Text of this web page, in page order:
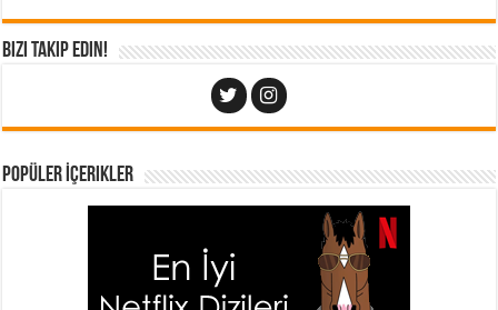
Bizi Takip Edin!
Popüler İçerikler